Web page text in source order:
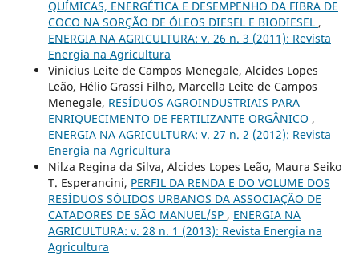
QUÍMICAS, ENERGÉTICA E DESEMPENHO DA FIBRA DE
COCO NA SORÇÃO DE ÓLEOS DIESEL E BIODIESEL ,
ENERGIA NA AGRICULTURA: v. 26 n. 3 (2011): Revista
Energia na Agricultura
Vinicius Leite de Campos Menegale, Alcides Lopes
Leão, Hélio Grassi Filho, Marcella Leite de Campos
Menegale, RESÍDUOS AGROINDUSTRIAIS PARA
ENRIQUECIMENTO DE FERTILIZANTE ORGÂNICO ,
ENERGIA NA AGRICULTURA: v. 27 n. 2 (2012): Revista
Energia na Agricultura
Nilza Regina da Silva, Alcides Lopes Leão, Maura Seiko
T. Esperancini, PERFIL DA RENDA E DO VOLUME DOS
RESÍDUOS SÓLIDOS URBANOS DA ASSOCIAÇÃO DE
CATADORES DE SÃO MANUEL/SP , ENERGIA NA
AGRICULTURA: v. 28 n. 1 (2013): Revista Energia na
Agricultura